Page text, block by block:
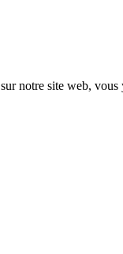
sur notre site web,